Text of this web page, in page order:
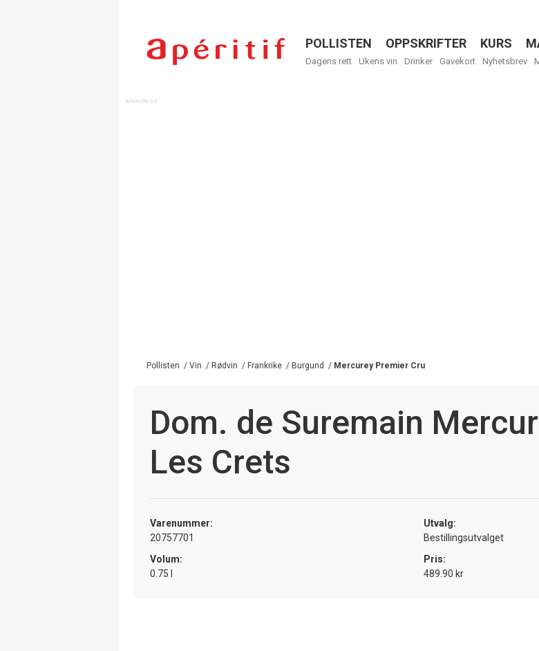
Menu
POLLISTEN OPPSKRIFTER KURS
Dagens rett Ukens vin Drinker Gavekort Nyhetsbrev
Pollisten / Vin / Rødvin / Frankrike / Burgund / Mercurey Premier Cru
Dom. de Suremain
Les Crets
Varenummer:
20757701
Utvalg:
Bestillingsutvalget
Volum:
0.75 l
Pris:
489.90 kr